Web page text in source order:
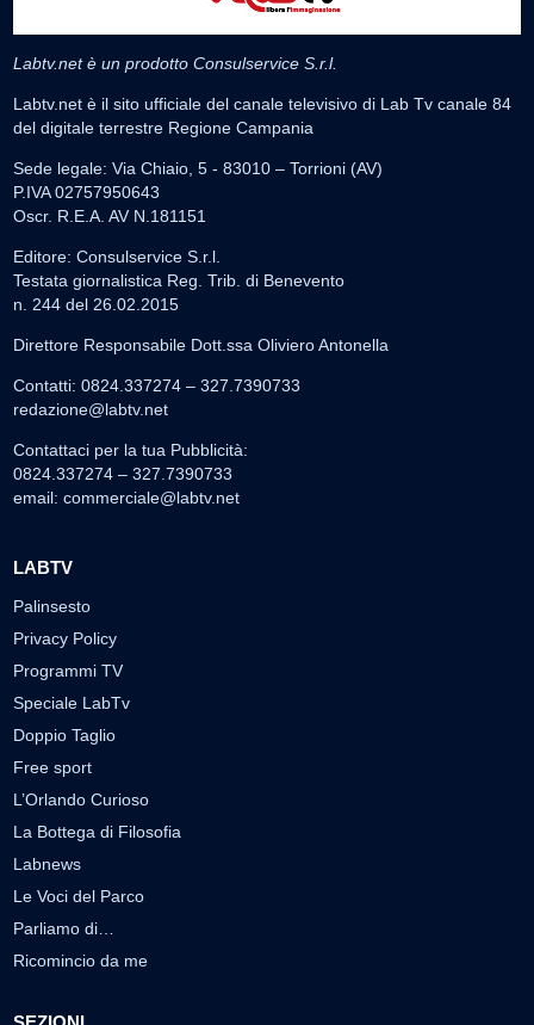
Labtv.net è un prodotto Consulservice S.r.l.
Labtv.net è il sito ufficiale del canale televisivo di Lab Tv canale 84
del digitale terrestre Regione Campania
Sede legale: Via Chiaio, 5 - 83010 – Torrioni (AV)
P.IVA 02757950643
Oscr. R.E.A. AV N.181151
Editore: Consulservice S.r.l.
Testata giornalistica Reg. Trib. di Benevento
n. 244 del 26.02.2015
Direttore Responsabile Dott.ssa Oliviero Antonella
Contatti: 0824.337274 – 327.7390733
redazione@labtv.net
Contattaci per la tua Pubblicità:
0824.337274 – 327.7390733
email: commerciale@labtv.net
LABTV
Palinsesto
Privacy Policy
Programmi TV
Speciale LabTv
Doppio Taglio
Free sport
L’Orlando Curioso
La Bottega di Filosofia
Labnews
Le Voci del Parco
Parliamo di…
Ricomincio da me